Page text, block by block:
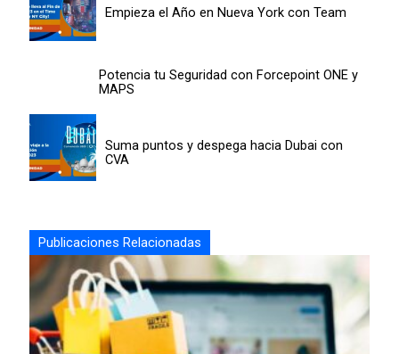
Empieza el Año en Nueva York con Team
Potencia tu Seguridad con Forcepoint ONE y
MAPS
Suma puntos y despega hacia Dubai con
CVA
Publicaciones Relacionadas